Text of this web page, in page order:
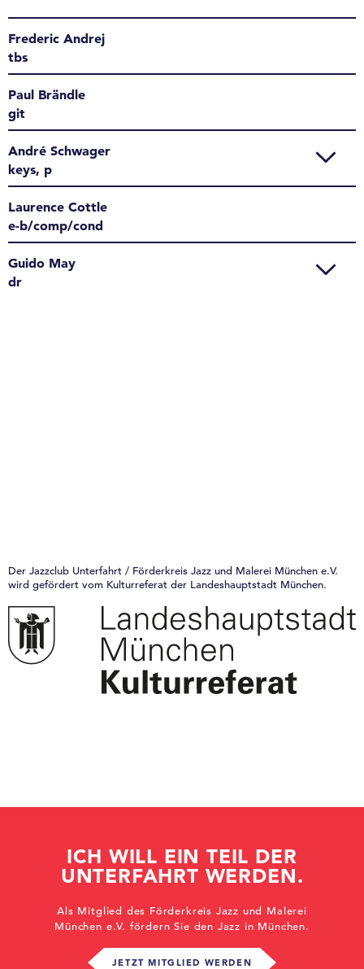
Frederic Andrej
tbs
Paul Brändle
git
André Schwager
keys, p
Laurence Cottle
e-b/comp/cond
Guido May
dr
Der Jazzclub Unterfahrt / Förderkreis Jazz und Malerei München e.V.
wird gefördert vom Kulturreferat der Landeshauptstadt München.
ICH WILL EIN TEIL DER
UNTERFAHRT WERDEN.
Als Mitglied des Förderkreis Jazz und Malerei
München e.V. fördern Sie den Jazz in München.
JETZT MITGLIED WERDEN